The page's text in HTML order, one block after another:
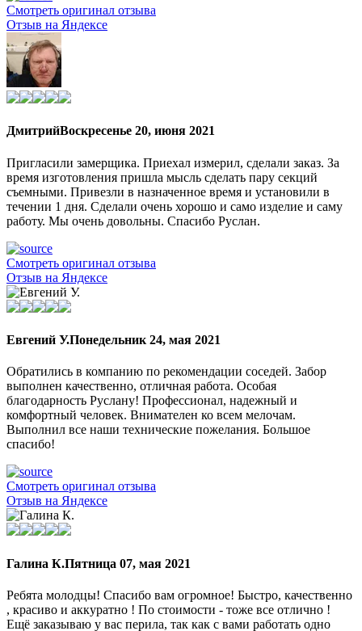
Смотреть оригинал отзыва
Отзыв на Яндексе
ДмитрийВоскресенье 20, июня 2021
Пригласили замерщика. Приехал измерил, сделали заказ. За
время изготовления пришла мысль сделать пару секций
съемными. Привезли в назначенное время и установили в
течении 1 дня. Сделали очень хорошо и само изделие и саму
работу. Мы очень довольны. Спасибо Руслан.
Смотреть оригинал отзыва
Отзыв на Яндексе
Евгений У.Понедельник 24, мая 2021
Обратились в компанию по рекомендации соседей. Забор
выполнен качественно, отличная работа. Особая
благодарность Руслану! Профессионал, надежный и
комфортный человек. Внимателен ко всем мелочам.
Выполнил все наши технические пожелания. Большое
спасибо!
Смотреть оригинал отзыва
Отзыв на Яндексе
Галина К.Пятница 07, мая 2021
Ребята молодцы! Спасибо вам огромное! Быстро, качественно
, красиво и аккуратно ! По стоимости - тоже все отлично !
Ещё заказываю у вас перила, так как с вами работать одно